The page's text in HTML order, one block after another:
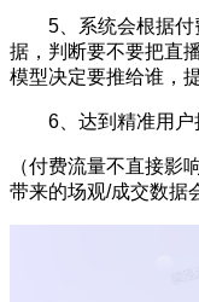
5、系统会根据
据，判断要不要把直
模型决定要推给谁，
6、达到精准用
（付费流量不直接影
带来的场观/成交数据